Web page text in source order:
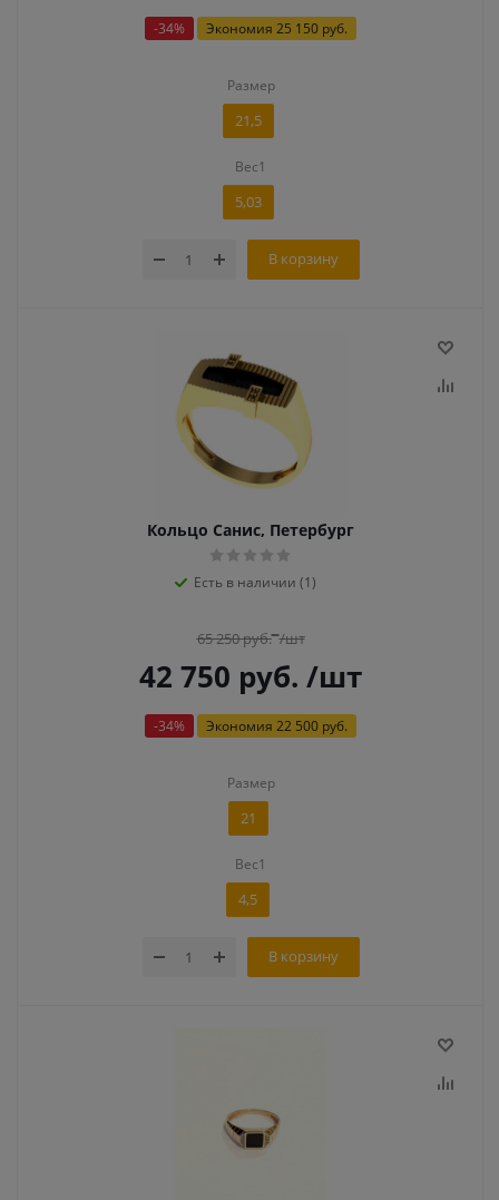
-34% Экономия 25 150 руб.
Размер
21,5
Вес1
5,03
В корзину
Кольцо Санис, Петербург
Есть в наличии (1)
65 250руб. /шт
42 750 руб. /шт
-34% Экономия 22 500 руб.
Размер
21
Вес1
4,5
В корзину